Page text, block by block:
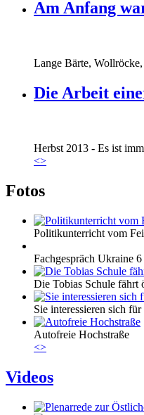
Am Anfang
Lange Bärte,
Die Arbeit
Herbst 2013 - Es ist
<>
Fotos
Politikunterricht vom
Fachgespräch Ukraine 6
Die Tobias Schule fährt
Sie interessieren sich
Autofreie Hochstraße
<>
Videos